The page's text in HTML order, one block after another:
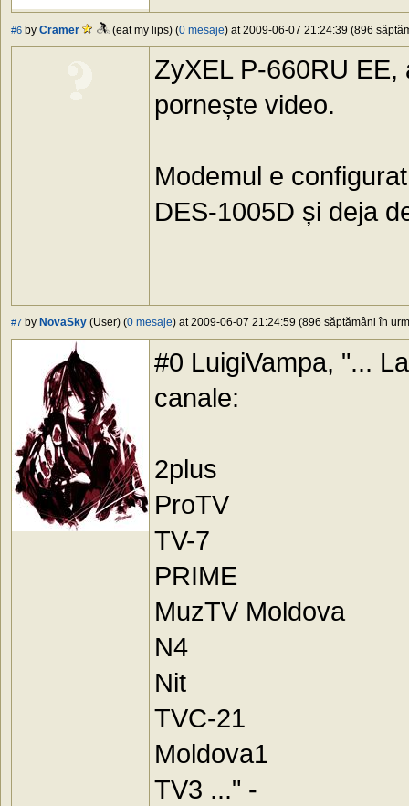
#6 by Cramer (eat my lips) (0 mesaje) at 2009-06-07 21:24:39 (896
ZyXEL P-660RU
pornește video.
Modemul e
DES-1005D și deja
#7 by NovaSky (User) (0 mesaje) at 2009-06-07 21:24:59 (896 săptămâni în
#0 LuigiVampa, "...
canale:
2plus
ProTV
TV-7
PRIME
MuzTV Moldova
N4
Nit
TVC-21
Moldova1
TV3 ..." -